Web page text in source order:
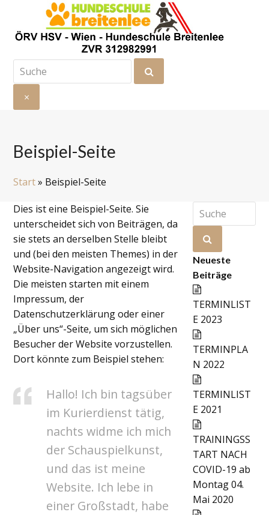
Suche
×
Suche
Beispiel-Seite
Start» Beispiel-Seite
Dies ist eine Beispiel-Seite. Sie
unterscheidet sich von Beiträgen, da
sie stets an derselben Stelle bleibt
und (bei den meisten Themes) in der
Website-Navigation angezeigt wird.
Die meisten starten mit einem
Impressum, der
Datenschutzerklärung oder einer
„Über uns“-Seite, um sich möglichen
Besucher der Website vorzustellen.
Dort könnte zum Beispiel stehen:
Hallo! Ich bin tagsüber
im Kurierdienst tätig,
nachts widme ich mich
der Schauspielkunst,
und das ist meine
Website. Ich lebe in
einer Großstadt, habe
Suche
Neueste
Beiträge
TERMINLIST
E 2023
TERMINPLA
N 2022
TERMINLIST
E 2021
TRAININGSS
TART NACH
COVID-19 ab
Montag 04.
Mai 2020